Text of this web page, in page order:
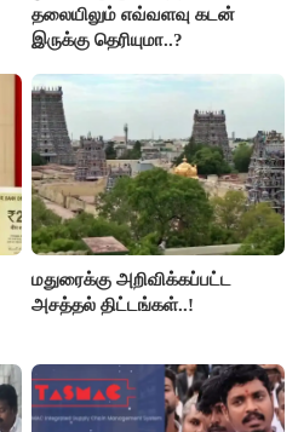
தலையிலும் எவ்வளவு கடன்
இருக்கு தெரியுமா..?
மதுரைக்கு அறிவிக்கப்பட்ட
அசத்தல் திட்டங்கள்..!